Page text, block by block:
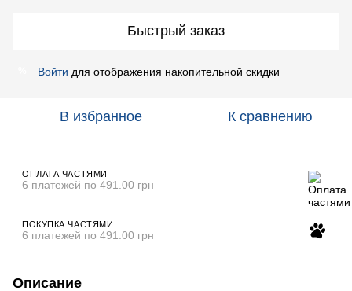
Быстрый заказ
Войти для отображения накопительной скидки
В избранное К сравнению
ОПЛАТА ЧАСТЯМИ
6 платежей по 491.00 грн
ПОКУПКА ЧАСТЯМИ
6 платежей по 491.00 грн
Описание